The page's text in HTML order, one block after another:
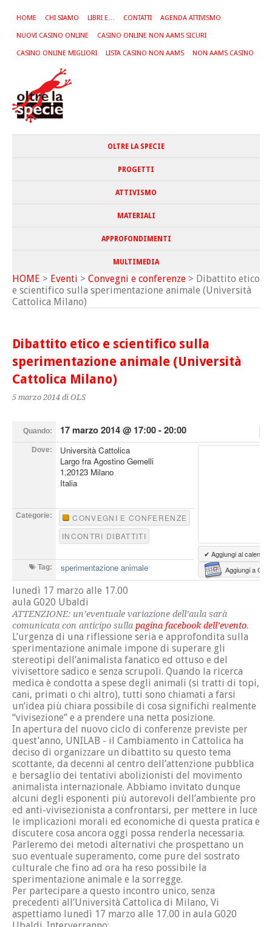
HOME CHI SIAMO LIBRI E… CONTATTI AGENDA ATTIVISMO
NUOVI CASINO ONLINE CASINO ONLINE NON AAMS SICURI
CASINO ONLINE MIGLIORI LISTA CASINO NON AAMS NON AAMS CASINO
OLTRE LA SPECIE
PROGETTI
ATTIVISMO
MATERIALI
APPROFONDIMENTI
MULTIMEDIA
HOME > Eventi > Convegni e conferenze > Dibattito etico
e scientifico sulla sperimentazione animale (Università
Cattolica Milano)
Dibattito etico e scientifico sulla
sperimentazione animale (Università
Cattolica Milano)
5 marzo 2014 di OLS
Quando: 17 marzo 2014 @ 17:00 - 20:00
Dove:
Università Cattolica
Largo fra Agostino Gemelli
1,20123 Milano
Italia
✔ Aggiungi al
Aggiungi a
Categorie:
CONVEGNI E CONFERENZE
INCONTRI DIBATTITI
Tag:
sperimentazione animale
lunedì 17 marzo alle 17.00
aula G020 Ubaldi
ATTENZIONE: un’eventuale variazione dell’aula sarà
comunicata con anticipo sulla pagina facebook dell’evento.
L’urgenza di una riflessione seria e approfondita sulla
sperimentazione animale impone di superare gli
stereotipi dell’animalista fanatico ed ottuso e del
vivisettore sadico e senza scrupoli. Quando la ricerca
medica è condotta a spese degli animali (si tratti di topi,
cani, primati o chi altro), tutti sono chiamati a farsi
un’idea più chiara possibile di cosa significhi realmente
“vivisezione” e a prendere una netta posizione.
In apertura del nuovo ciclo di conferenze previste per
quest’anno, UNILAB - il Cambiamento in Cattolica ha
deciso di organizzare un dibattito su questo tema
scottante, da decenni al centro dell’attenzione pubblica
e bersaglio dei tentativi abolizionisti del movimento
animalista internazionale. Abbiamo invitato dunque
alcuni degli esponenti più autorevoli dell’ambiente pro
ed anti-vivisezionista a confrontarsi, per mettere in luce
le implicazioni morali ed economiche di questa pratica e
discutere cosa ancora oggi possa renderla necessaria.
Parleremo dei metodi alternativi che prospettano un
suo eventuale superamento, come pure del sostrato
culturale che fino ad ora ha reso possibile la
sperimentazione animale e la sorregge.
Per partecipare a questo incontro unico, senza
precedenti all’Università Cattolica di Milano, Vi
aspettiamo lunedì 17 marzo alle 17.00 in aula G020